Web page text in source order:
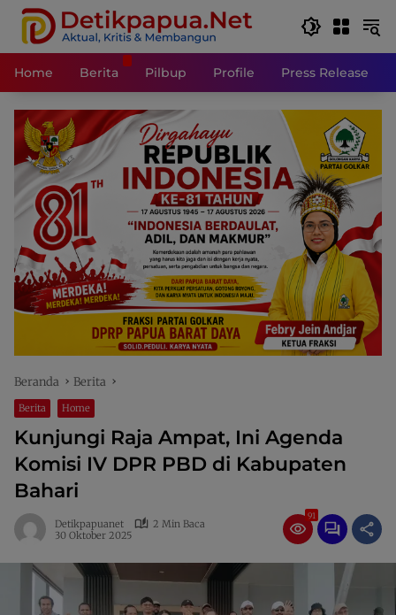
Langsung
konten
Home
Berita Pilbup Profile Press Release
Beranda Berita
Berita Home
Kunjungi Raja Ampat, Ini Agenda
Komisi IV DPR PBD di Kabupaten
Bahari
Detikpapuanet
2 Min Baca
30 Oktober 2025
91